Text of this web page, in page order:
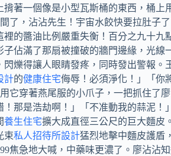
著一個像是小型瓦斯桶的東西，桶
了，沾沾先生！宇宙水餃快要拉肚子
的醬油比例嚴重失衡！百分之九十
佔滿了那扇被撞破的牆門邊緣，光
爍得讓人眼睛發疼，同時發出警報。
計的健康住宅侮辱！必須淨化！」「你
穿著燕尾服的小爪子，一把抓住了
那是浩劫啊！」「不准動我的蒜泥
養生住宅擴大成直徑三公尺的巨大麵皮
束私人招待所設計猛烈地擊中麵皮護盾
急地大喊，中藥味更濃了。廖沾沾